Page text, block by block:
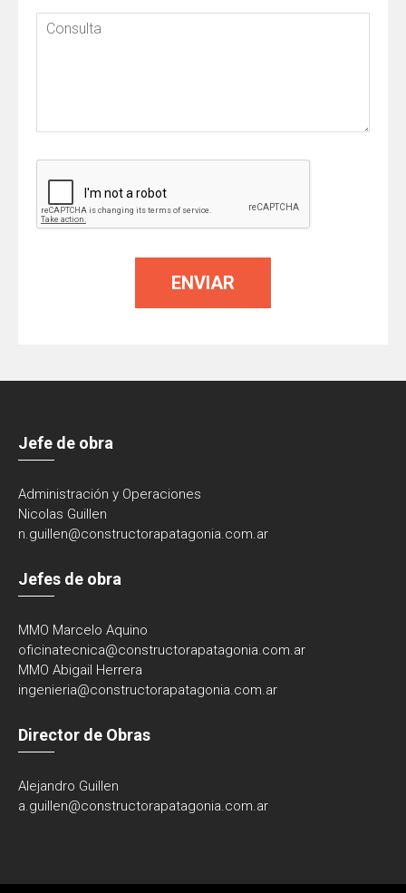
Jefe de obra
Administración y Operaciones
Nicolas Guillen
n.guillen@constructorapatagonia.com.ar
Jefes de obra
MMO Marcelo Aquino
oficinatecnica@constructorapatagonia.com.ar
MMO Abigail Herrera
ingenieria@constructorapatagonia.com.ar
Director de Obras
Alejandro Guillen
a.guillen@constructorapatagonia.com.ar